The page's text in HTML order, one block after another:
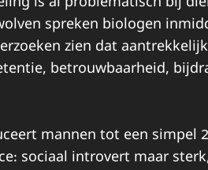
spreken biologen
zien dat
betrouwbaarheid,
mannen tot een simpel
sociaal introvert maar